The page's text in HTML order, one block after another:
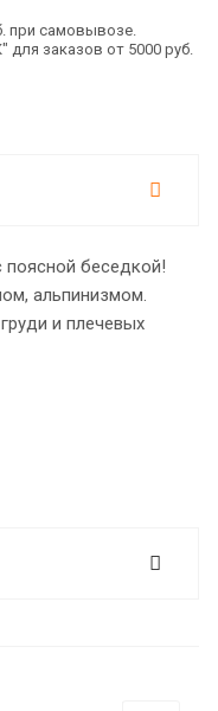
при самовывозе.
заказов от 5000 руб.
поясной беседкой!
альпинизмом.
и плечевых